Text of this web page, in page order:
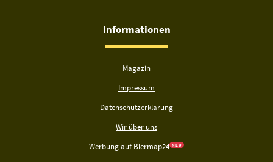
Informationen
Magazin
Impressum
Datenschutzerklärung
Wir über uns
Werbung auf Biermap24 N E U